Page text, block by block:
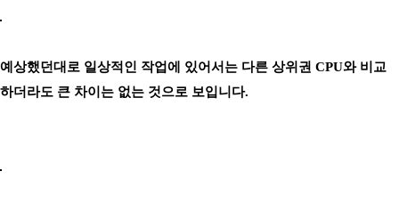
예상했던대로 일상적인 작업에 있어서는 다른 상위권 CPU와 비교
하더라도 큰 차이는 없는 것으로 보입니다.